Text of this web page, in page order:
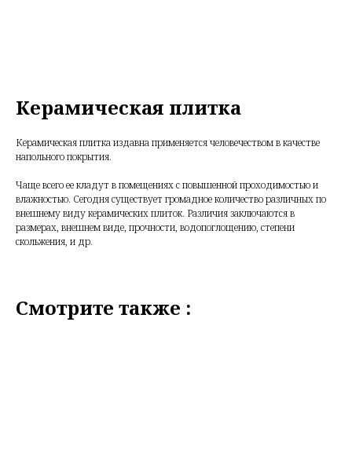
Керамическая плитка
Керамическая плитка издавна применяется человечеством в качестве
напольного покрытия.
Чаще всего ее кладут в помещениях с повышенной проходимостью и
влажностью. Сегодня существует громадное количество различных по
внешнему виду керамических плиток. Различия заключаются в
размерах, внешнем виде, прочности, водопоглощению, степени
скольжения, и др.
Смотрите также :